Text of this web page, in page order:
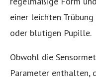
einer leichten
oder blutigen Pupille.
Obwohl die
Parameter enthalten,